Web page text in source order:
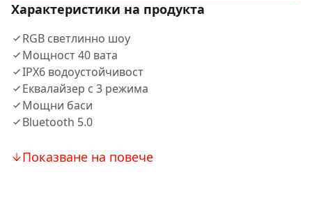
Характеристики на продукта
RGB светлинно шоу
Мощност 40 вата
IPX6 водоустойчивост
Еквалайзер с 3 режима
Мощни баси
Bluetooth 5.0
Показване на повече